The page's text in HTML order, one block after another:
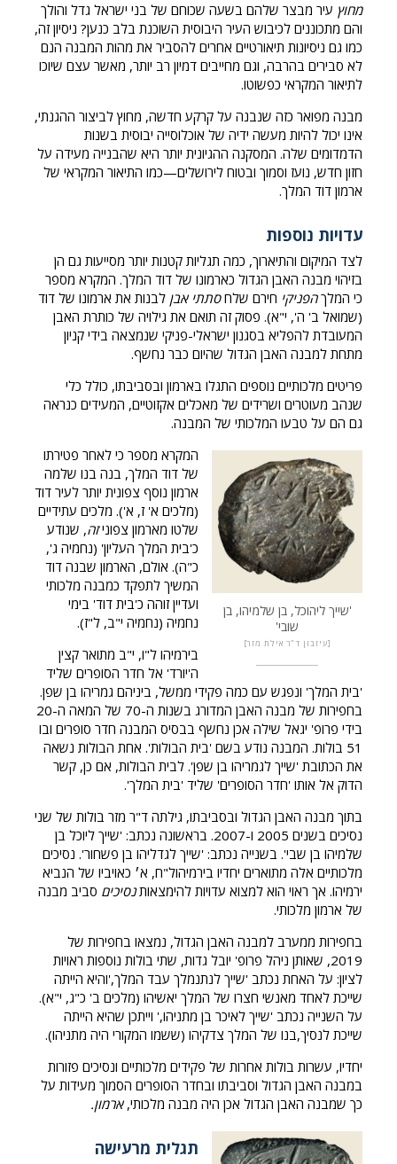
מחוץ עיר מבצר שלהם בשעה שכוחם של בני ישראל גדל והולך
והם מתכוננים לכיבוש העיר היבוסית השוכנת בלב כנען? ניסיון זה,
כמו גם ניסיונות תיאורטיים אחרים להסביר את מהות המבנה הנם
לא סבירים בהרבה, וגם מחייבים דמיון רב יותר, מאשר עצם שיוכו
לתיאור המקראי כפשוטו.
מבנה מפואר כזה שנבנה על קרקע חדשה, מחוץ לביצור ההגנתי,
אינו יכול להיות מעשה ידיה של אוכלוסייה יבוסית בשנות
הדמדומים שלה. המסקנה ההגיונית יותר היא שהבנייה מעידה על
חזון חדש, נועז וסמוך ובטוח לירושלים—כמו התיאור המקראי של
ארמון דוד המלך.
עדויות נוספות
לצד המיקום והתיארוך, כמה תגליות קטנות יותר מסייעות גם הן
בזיהוי מבנה האבן הגדול כארמונו של דוד המלך. המקרא מספר
כי המלךהפניקי חירם שלחסתתי אבן לבנות את ארמונו של דוד
(שמואל ב' ה', י"א). פסוק זה תואם את גילויה של כותרת האבן
המעובדת להפליא בסגנון ישראלי-פניקי שנמצאה בידי קניון
מתחת למבנה האבן הגדול שהיום כבר נחשף.
פריטים מלכותיים נוספים התגלו בארמון ובסביבתו, כולל כלי
שנהב מעוטרים ושרידים של מאכלים אקזוטיים, המעידים כנראה
גם הם על טבעו המלכותי של המבנה.
'שייך ליהוכל, בן שלמיהו, בן
שובי'
עיזבון ד"ר אילת מזר
המקרא מספר כי לאחר פטירתו
של דוד המלך, בנה בנו שלמה
ארמון נוסף צפונית יותר לעיר דוד
(מלכים א' ז, א'). מלכים עתידיים
שלטו מארמון צפוניזה, שנודע
כ'בית המלך העליון' (נחמיה ג',
כ"ה). אולם, הארמון שבנה דוד
המשיך לתפקד כמבנה מלכותי
ועדיין זוהה כ'בית דוד' בימי
נחמיה (נחמיה י"ב, ל"ז).
בירמיהו ל"ו, י"ב מתואר קצין
ה'יורד' אל חדר הסופרים שליד
'בית המלך' ונפגש עם כמה פקידי ממשל, ביניהם גמריהו בן שפן.
בחפירות של מבנה האבן המדורג בשנות ה-70 של המאה ה-20
בידי פרופ' יגאל שילה אכן נחשף בבסיס המבנה חדר סופרים ובו
51 בולות. המבנה נודע בשם 'בית הבולות'. אחת הבולות נשאה
את הכתובת 'שייך לגמריהו בן שפן'. לבית הבולות, אם כן, קשר
הדוק אל אותו 'חדר הסופרים' שליד 'בית המלך'.
בתוך מבנה האבן הגדול ובסביבתו, גילתה ד"ר מזר בולות של שני
נסיכים בשנים 2005 ו-2007. בראשונה נכתב: 'שייך ליוכל בן
שלמיהו בן שבי'. בשנייה נכתב: 'שייך לגדליהו בן פשחור'. נסיכים
מלכותיים אלה מתוארים יחדיו בירמיהול"ח, א׳ כאויביו של הנביא
ירמיהו. אך ראוי הוא למצוא עדויות להימצאותנסיכים סביב מבנה
של ארמון מלכותי.
בחפירות ממערב למבנה האבן הגדול, נמצאו בחפירות של
2019, שאותן ניהל פרופ' יובל גדות, שתי בולות נוספות ראויות
לציון: על האחת נכתב 'שייך לנתנמלך עבד המלך,'והיא הייתה
שייכת לאחד מאנשי חצרו של המלך יאשיהו (מלכים ב' כ"ג, י"א).
על השנייה נכתב 'שייך לאיכר בן מתניהו,' וייתכן שהיא הייתה
שייכת לנסיך,בנו של המלך צדקיהו (ששמו המקורי היה מתניהו).
יחדיו, עשרות בולות אחרות של פקידים מלכותיים ונסיכים פזורות
במבנה האבן הגדול וסביבתו ובחדר הסופרים הסמוך מעידות על
כך שמבנה האבן הגדול אכן היה מבנה מלכותי,ארמון.
תגלית מרעישה